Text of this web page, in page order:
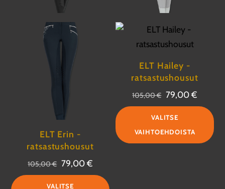
ELT Erin -
ratsastushousut
105,00€ Alkuperäinen
hinta
79,00€Nykyinen
hinta
VALITSE
ELT Hailey -
ratsastushousut
105,00€ Alkuperäinen
hinta
oli:
105,00 €.
79,00€
hinta
79,00
VALITSE
VAIHTOEHDOISTA